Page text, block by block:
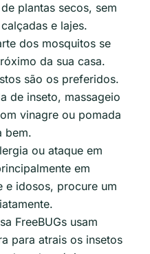
plantas secos, sem
e lajes.
dos mosquitos se
da sua casa.
são os preferidos.
de inseto, massageio
vinagre ou pomada
bem.
ou ataque em
em
e idosos, procure um
FreeBUGs usam
para atrais os insetos